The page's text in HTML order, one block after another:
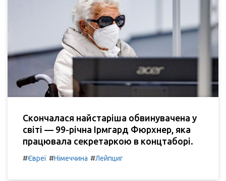
Скончалася найстаріша обвинувачена у
світі — 99-річна Ірмгард Фюрхнер, яка
працювала секретаркою в концтаборі.
#Євреї #Німеччина #Лейпциг